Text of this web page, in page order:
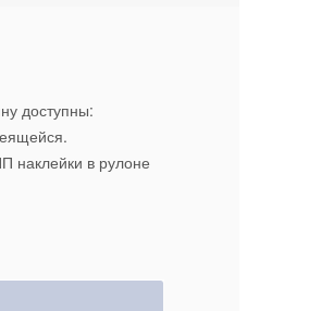
доступны:
наклейки в рулоне